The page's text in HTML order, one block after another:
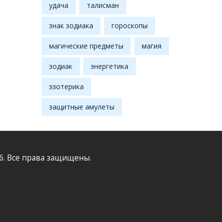
удача талисман
знак зодиака гороскопы
магические предметы магия
зодиак энергетика
эзотерика
защитные амулеты
Все права защищены.